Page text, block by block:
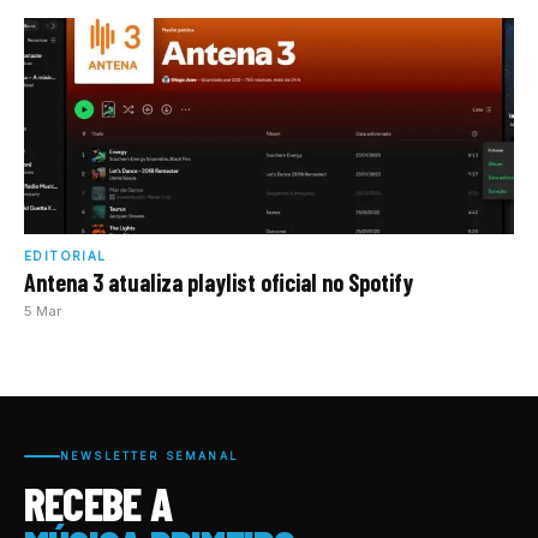
EDITORIAL
Antena 3 atualiza playlist oficial no Spotify
5 Mar
NEWSLETTER SEMANAL
RECEBE A